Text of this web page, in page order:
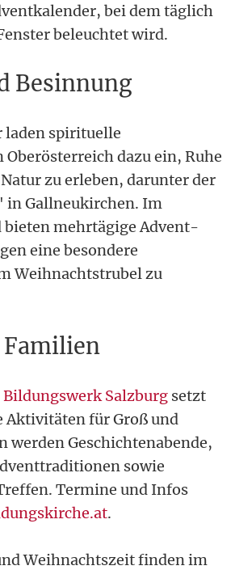
bei dem täglich
beleuchtet wird.
Besinnung
laden spirituelle
dazu ein, Ruhe
zu erleben, darunter der
in Gallneukirchen. Im
bieten mehrtägige Advent-
eine besondere
Weihnachtstrubel zu
Salzburg setzt
Aktivitäten für Groß und
werden Geschichtenabende,
sowie
Termine und Infos
.
Weihnachtszeit finden im